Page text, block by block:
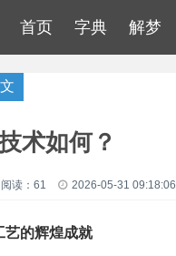
首页 字典 解梦
术如何？
阅读：61 2026-05-31 09:18:06
艺的辉煌成就